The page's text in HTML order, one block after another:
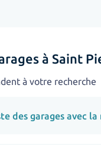
à Saint
à votre recherche
des garages avec